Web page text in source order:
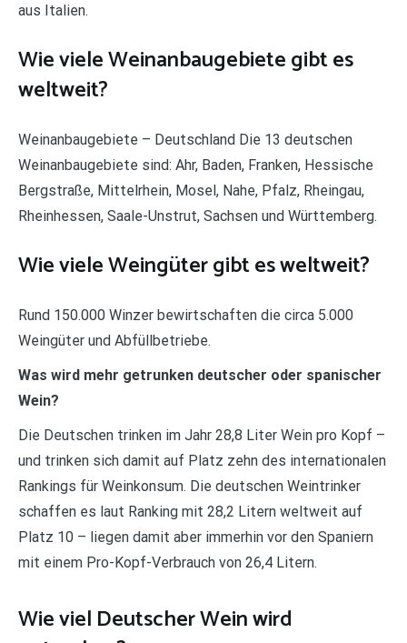
aus Italien.
Wie viele Weinanbaugebiete gibt es
weltweit?
Weinanbaugebiete – Deutschland Die 13 deutschen
Weinanbaugebiete sind: Ahr, Baden, Franken, Hessische
Bergstraße, Mittelrhein, Mosel, Nahe, Pfalz, Rheingau,
Rheinhessen, Saale-Unstrut, Sachsen und Württemberg.
Wie viele Weingüter gibt es weltweit?
Rund 150.000 Winzer bewirtschaften die circa 5.000
Weingüter und Abfüllbetriebe.
Was wird mehr getrunken deutscher oder spanischer
Wein?
Die Deutschen trinken im Jahr 28,8 Liter Wein pro Kopf –
und trinken sich damit auf Platz zehn des internationalen
Rankings für Weinkonsum. Die deutschen Weintrinker
schaffen es laut Ranking mit 28,2 Litern weltweit auf
Platz 10 – liegen damit aber immerhin vor den Spaniern
mit einem Pro-Kopf-Verbrauch von 26,4 Litern.
Wie viel Deutscher Wein wird